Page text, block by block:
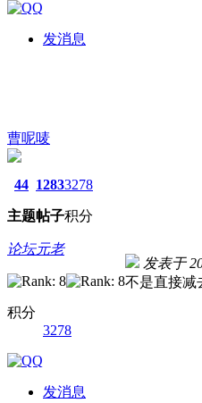
发消息
曹呢唛
44
主题
1283
帖子
3278
积分
论坛元老
积分
3278
发消息
发表于
不是直接减